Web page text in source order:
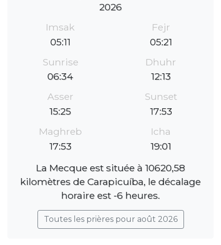
2026
Imsak
05:11
Fejr
05:21
Sunrise
06:34
Dhuhr
12:13
Asser
15:25
Sunset
17:53
Maghreb
17:53
Icha
19:01
La Mecque est située à 10620,58
kilomètres de Carapicuíba, le décalage
horaire est -6 heures.
Toutes les prières pour août 2026